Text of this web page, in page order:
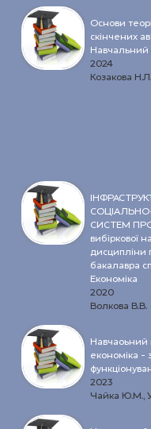
Основи
скінчених
Навчальний
2024
Козакова Н.Л.
СИСТЕМ
вибіркової
дисципліни
бакалавра
Економіка
2020
Волкова В.В.
Навчаоьний
економіка -
2023
Чайка Ю.М.,